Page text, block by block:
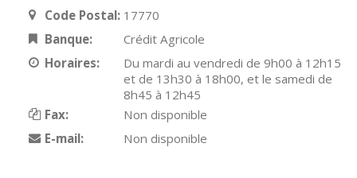
Code Postal: 17770
Banque:
Crédit Agricole
Horaires:
Du mardi au vendredi de 9h00 à 12h15
et de 13h30 à 18h00, et le samedi de
8h45 à 12h45
Fax:
Non disponible
E-mail:
Non disponible